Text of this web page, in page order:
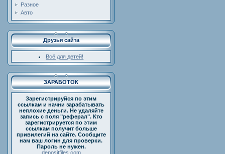
Разное
Авто
Друзья сайта
Всё для детей!
ЗАРАБОТОК
Зарегистрируйся по этим
ссылкам и начни зарабатывать
неплохие деньги. Не удаляйте
запись с поля "реферал". Кто
зарегистрируется по этим
ссылкам получит больше
привилегий на сайте. Сообщите
нам ваш логин для проверки.
Пароль не нужен.
depositfiles.com